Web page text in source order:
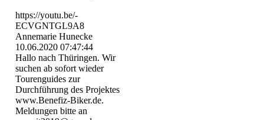
https:­//­youtu.­be/­
ECVGNTGL9A8
Annemarie Hunecke
10.06.2020 07:47:44
Hallo nach Thüringen. Wir
suchen ab sofort wieder
Tourenguides zur
Durchführung des Projektes
www.Benefiz-Biker.de.
Meldungen bitte an